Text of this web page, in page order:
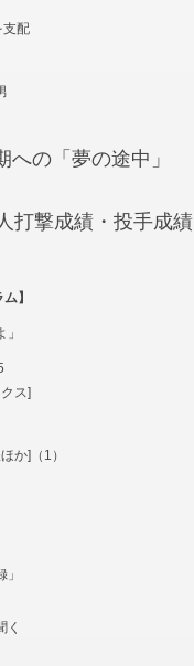
支配
への「夢の途中」
打撃成績・投手成績
】
ス]
か]（1）
く